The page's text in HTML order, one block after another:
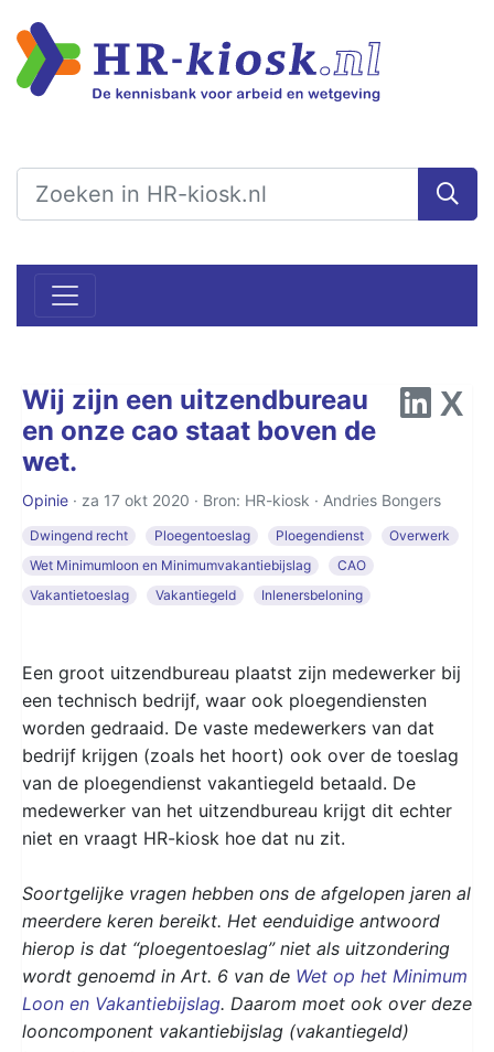
Wij zijn een uitzendbureau
en onze cao staat boven de
wet.
Opinie · za 17 okt 2020 · Bron: HR-kiosk · Andries Bongers
Dwingend recht Ploegentoeslag Ploegendienst
Overwerk
Wet Minimumloon en Minimumvakantiebijslag
CAO
Vakantietoeslag
Vakantiegeld Inlenersbeloning
Een groot uitzendbureau plaatst zijn medewerker bij
een technisch bedrijf, waar ook ploegendiensten
worden gedraaid. De vaste medewerkers van dat
bedrijf krijgen (zoals het hoort) ook over de toeslag
van de ploegendienst vakantiegeld betaald. De
medewerker van het uitzendbureau krijgt dit echter
niet en vraagt HR-kiosk hoe dat nu zit.
Soortgelijke vragen hebben ons de afgelopen jaren al
meerdere keren bereikt. Het eenduidige antwoord
hierop is dat “ploegentoeslag” niet als uitzondering
wordt genoemd in Art. 6 van de Wet op het Minimum
Loon en Vakantiebijslag. Daarom moet ook over deze
looncomponent vakantiebijslag (vakantiegeld)